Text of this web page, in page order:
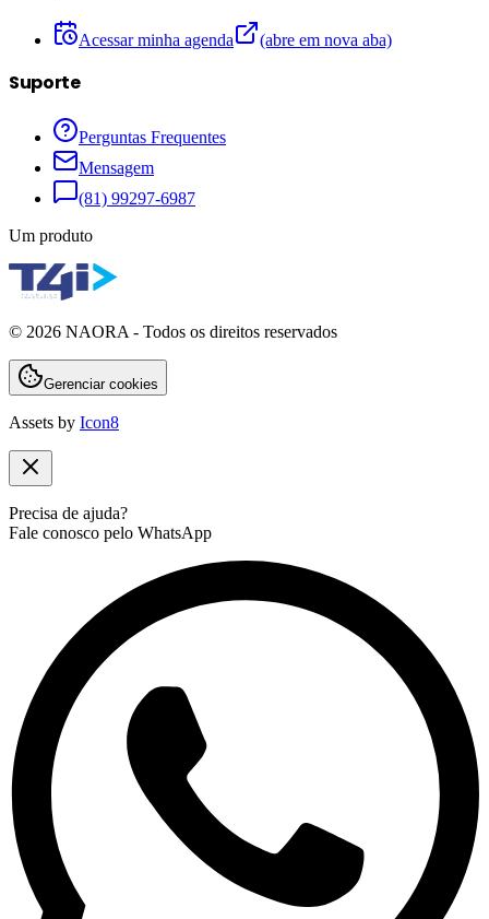
Acessar minha agenda (abre em nova aba)
Suporte
Perguntas Frequentes
Mensagem
(81) 99297-6987
Um produto
© 2026 NAORA - Todos os direitos reservados
Gerenciar cookies
Assets by Icon8
Precisa de ajuda?
Fale conosco pelo WhatsApp